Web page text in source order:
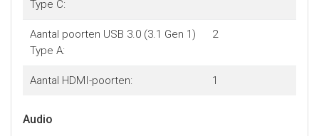
Type C:
Aantal poorten USB 3.0 (3.1 Gen 1)
Type A:
2
Aantal HDMI-poorten: 1
Audio